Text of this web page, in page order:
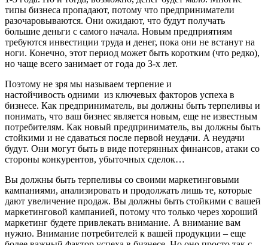
типы бизнеса пропадают, потому что предприниматели
разочаровываются. Они ожидают, что будут получать
большие деньги с самого начала. Новым предприятиям
требуются инвестиции труда и денег, пока они не встанут на
ноги. Конечно, этот период может быть коротким (что редко),
но чаще всего занимает от года до 3-х лет.
Поэтому не зря мы называем терпение и
настойчивость одними из ключевых факторов успеха в
бизнесе. Как предприниматель, вы должны быть терпеливы и
понимать, что ваш бизнес является новым, еще не известным
потребителям. Как новый предприниматель, вы должны быть
стойкими и не сдаваться после первой неудачи. А неудачи
будут. Они могут быть в виде потерянных финансов, атаки со
стороны конкурентов, убыточных сделок…
Вы должны быть терпеливы со своими маркетинговыми
кампаниями, анализировать и продолжать лишь те, которые
дают увеличение продаж. Вы должны быть стойкими с вашей
маркетинговой кампанией, потому что только через хороший
маркетинг будете привлекать внимание. А внимание вам
нужно. Внимание потребителей к вашей продукции – еще